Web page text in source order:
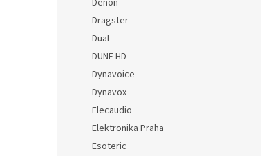
Dragster
Dual
DUNE HD
Dynavoice
Dynavox
Elecaudio
Elektronika Praha
Esoteric